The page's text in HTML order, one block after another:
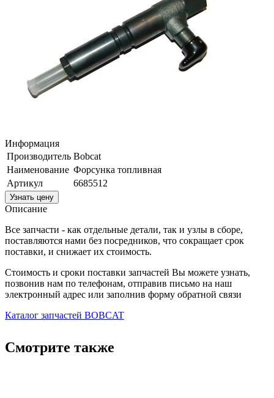
Информация
Производитель Bobcat
Наименование Форсунка топливная
Артикул
6685512
Узнать цену
Описание
Все запчасти - как отдельные детали, так и узлы в сборе,
поставляются нами без посредников, что сокращает срок
поставки, и снижает их стоимость.
Стоимость и сроки поставки запчастей Вы можете узнать,
позвонив нам по телефонам, отправив письмо на наш
электронный адрес или заполнив форму обратной связи
Каталог запчастей BOBCAT
Смотрите также